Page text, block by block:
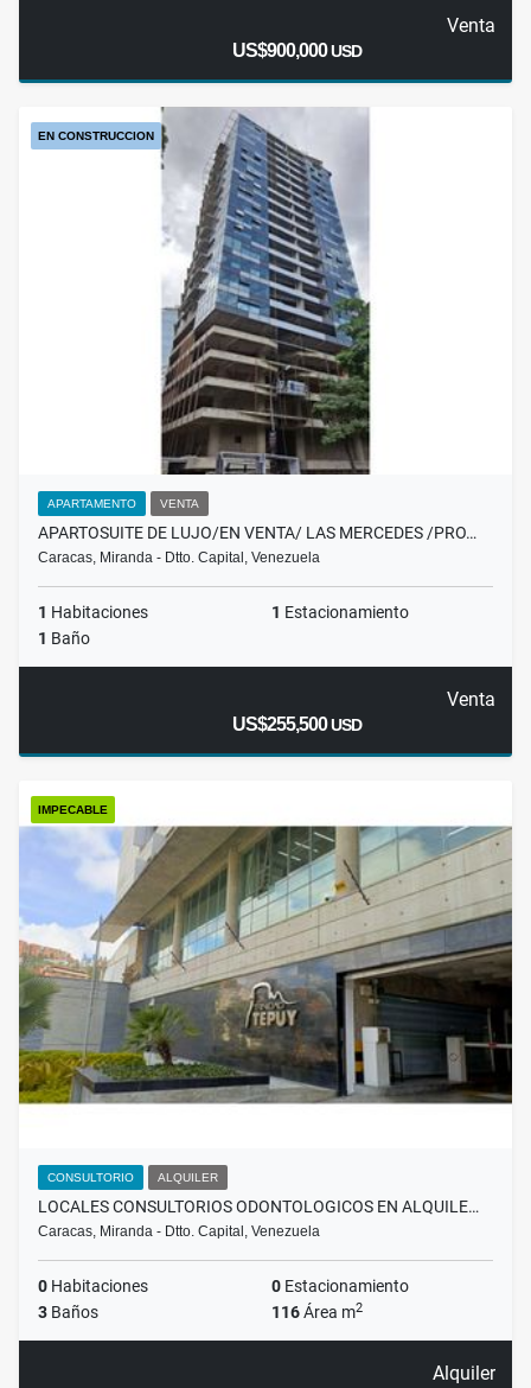
Venta
US$900,000USD
EN CONSTRUCCION
APARTAMENTO VENTA
APARTOSUITE DE LUJO/EN VENTA/ LAS MERCEDES /PRO…
Caracas, Miranda - Dtto. Capital, Venezuela
1 Habitaciones 1 Estacionamiento
1 Baño
Venta
US$255,500USD
IMPECABLE
CONSULTORIO ALQUILER
LOCALES CONSULTORIOS ODONTOLOGICOS EN ALQUILE…
Caracas, Miranda - Dtto. Capital, Venezuela
0 Habitaciones 0 Estacionamiento
3 Baños 116Área m2
Alquiler